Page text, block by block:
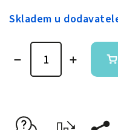
Skladem u